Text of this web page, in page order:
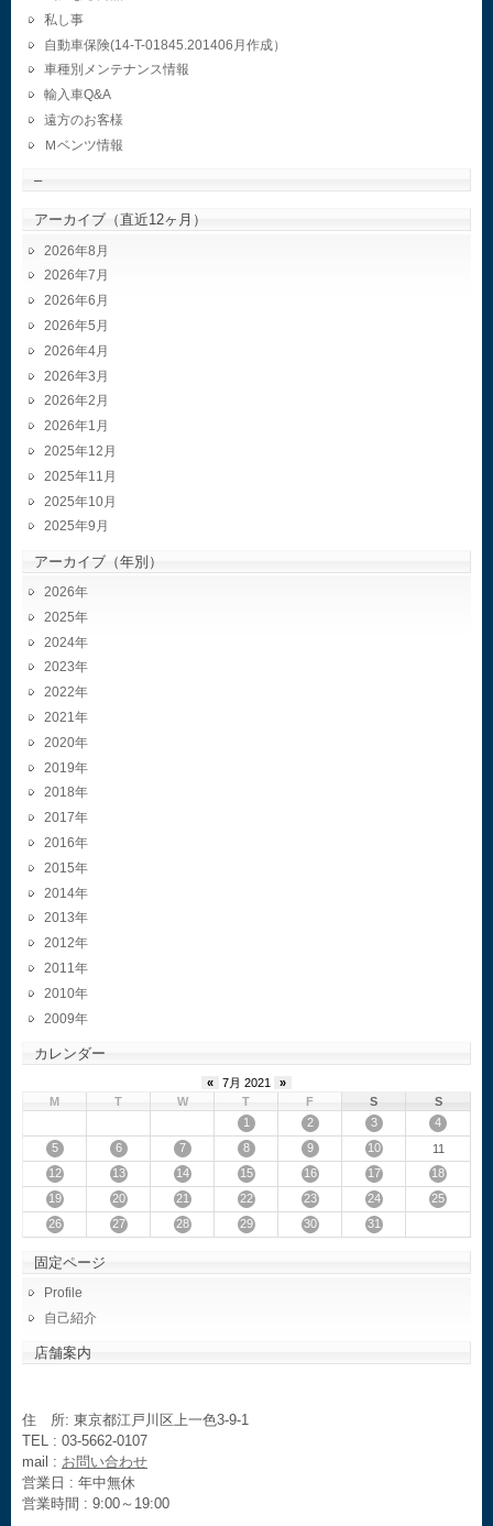
私し事
自動車保険(14-T-01845.201406月作成）
車種別メンテナンス情報
輸入車Q&A
遠方のお客様
Ｍベンツ情報
–
アーカイブ（直近12ヶ月）
2026年8月
2026年7月
2026年6月
2026年5月
2026年4月
2026年3月
2026年2月
2026年1月
2025年12月
2025年11月
2025年10月
2025年9月
アーカイブ（年別）
2026
2025
2024
2023
2022
2021
2020
2019
2018
2017
2016
2015
2014
2013
2012
2011
2010
2009
カレンダー
« 7月 2021
»
M
T W T F S
S
1
2 3
4
5
6 7 8 9 10
11
12
13 14 15 16 17
18
19
20 21 22 23 24
25
26
27 28 29 30 31
固定ページ
Profile
自己紹介
店舗案内
住 所: 東京都江戸川区上一色3-9-1
TEL : 03-5662-0107
mail : お問い合わせ
営業日 : 年中無休
営業時間 : 9:00～19:00